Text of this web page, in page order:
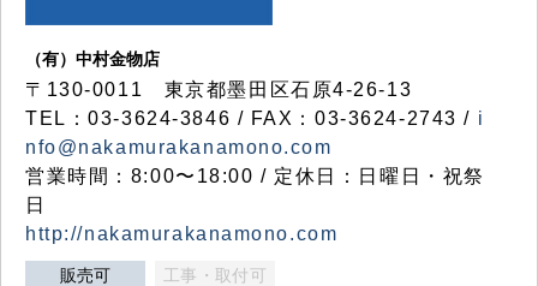
（有）中村金物店
〒130-0011 東京都墨田区石原4-26-13
TEL：03-3624-3846 / FAX：03-3624-2743 / i
nfo@nakamurakanamono.com
営業時間：8:00〜18:00 / 定休日：日曜日・祝祭
日
http://nakamurakanamono.com
販売可 工事・取付可